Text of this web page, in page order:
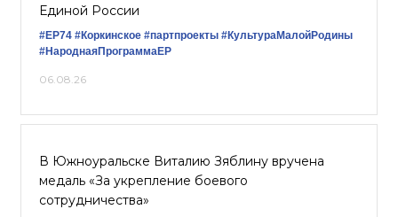
Единой России
#ЕР74 #Коркинское #партпроекты #КультураМалойРодины
#НароднаяПрограммаЕР
06.08.26
В Южноуральске Виталию Зяблину вручена
медаль «За укрепление боевого
сотрудничества»